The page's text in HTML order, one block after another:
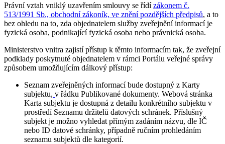
Právní vztah vniklý uzavřením smlouvy se řídízákonem č.
513/1991 Sb., obchodní zákoník, ve znění pozdějších předpisů, a to
bez ohledu na to, zda objednatelem služby zveřejnění informací je
fyzická osoba, podnikající fyzická osoba nebo právnická osoba.
Ministerstvo vnitra zajistí přístup k těmto informacím tak, že zveřejní
podklady poskytnuté objednatelem v rámci Portálu veřejné správy
způsobem umožňujícím dálkový přístup:
Seznam zveřejněných informací bude dostupný z Karty
subjektu, v řádku Publikované dokumenty. Webová stránka
Karta subjektu je dostupná z detailu konkrétního subjektu v
prostředí Seznamu držitelů datových schránek. Příslušný
subjekt je možno vyhledat přímým zadáním názvu, dle IČ
nebo ID datové schránky, případně ručním prohledáním
seznamu subjektů dle kategorií.